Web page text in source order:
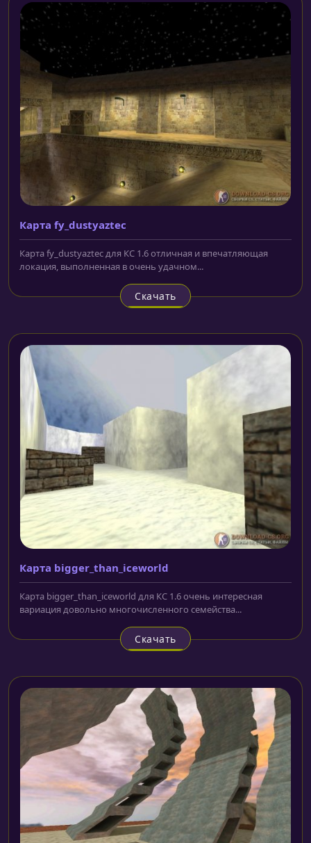
Карта fy_dustyaztec
Карта fy_dustyaztec для КС 1.6 отличная и впечатляющая
локация, выполненная в очень удачном...
Скачать
Карта bigger_than_iceworld
Карта bigger_than_iceworld для КС 1.6 очень интересная
вариация довольно многочисленного семейства...
Скачать